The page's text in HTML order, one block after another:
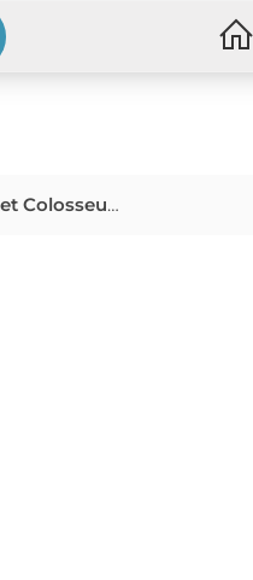
Keizers van het Colosseum